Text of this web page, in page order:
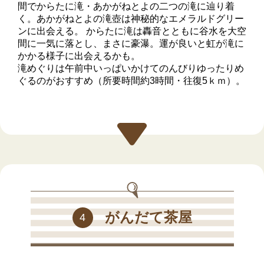
間でからたに滝・あかがねとよの二つの滝に辿り着
く。あかがねとよの滝壺は神秘的なエメラルドグリー
ンに出会える。 からたに滝は轟音とともに谷水を大空
間に一気に落とし、まさに豪瀑。運が良いと虹が滝に
かかる様子に出会えるかも。
滝めぐりは午前中いっぱいかけてのんびりゆったりめ
ぐるのがおすすめ（所要時間約3時間・往復5ｋｍ）。
4 がんだて茶屋